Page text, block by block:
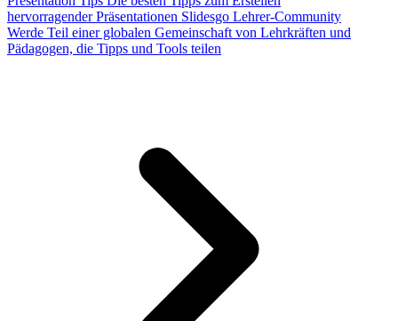
hervorragender Präsentationen Slidesgo Lehrer-Community
Werde Teil einer globalen Gemeinschaft von Lehrkräften und
Pädagogen, die Tipps und Tools teilen